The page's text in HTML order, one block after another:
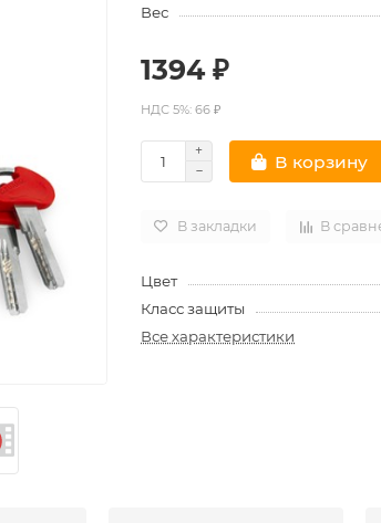
Вес
1394 ₽
НДС 5%: 66 ₽
В корзину
В закладки В
Цвет
Класс защиты
Все характеристики